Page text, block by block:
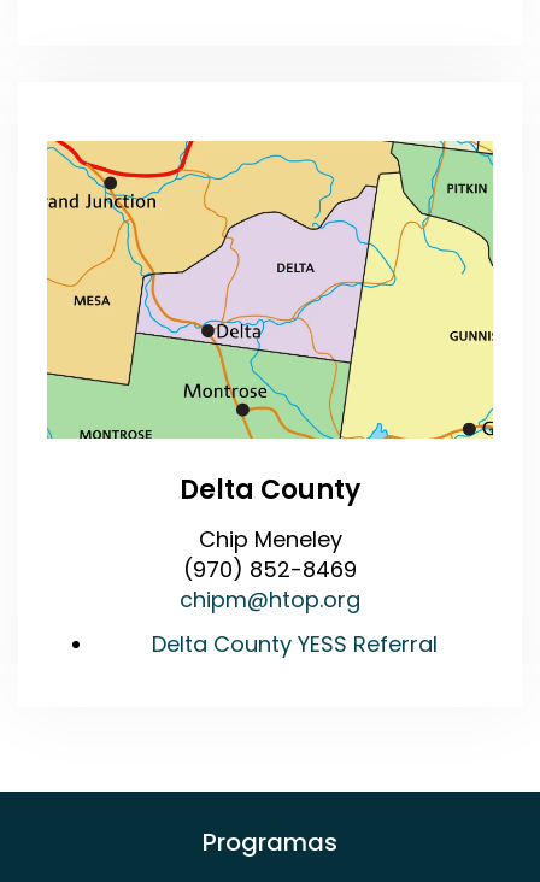
Delta County
Chip Meneley
(970) 852-8469
chipm@htop.org
Delta County YESS Referral
Programas